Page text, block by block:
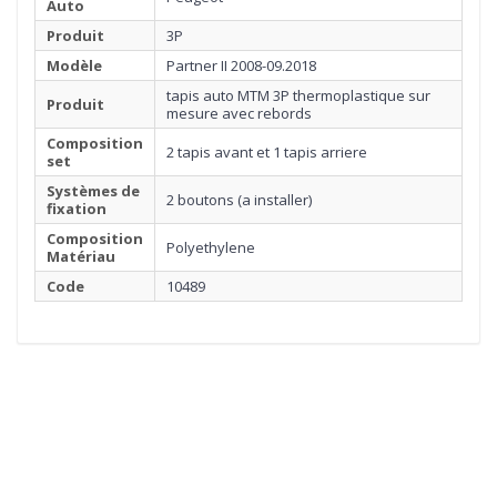
Auto
Produit
3P
Modèle
Partner II 2008-09.2018
Produit
tapis auto MTM 3P thermoplastique sur
mesure avec rebords
Composition
set
2 tapis avant et 1 tapis arriere
Systèmes de
fixation
2 boutons (a installer)
Composition
Matériau
Polyethylene
Code
10489